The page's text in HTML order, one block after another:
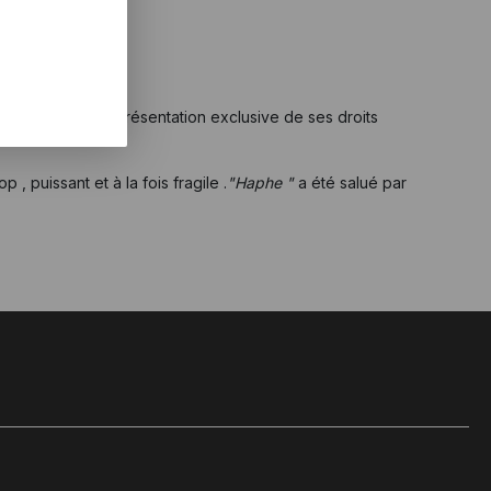
pour la représentation exclusive de ses droits
, puissant et à la fois fragile . "Haphe "a été salué par